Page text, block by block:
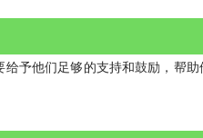
予他们足够的支持和鼓励，帮